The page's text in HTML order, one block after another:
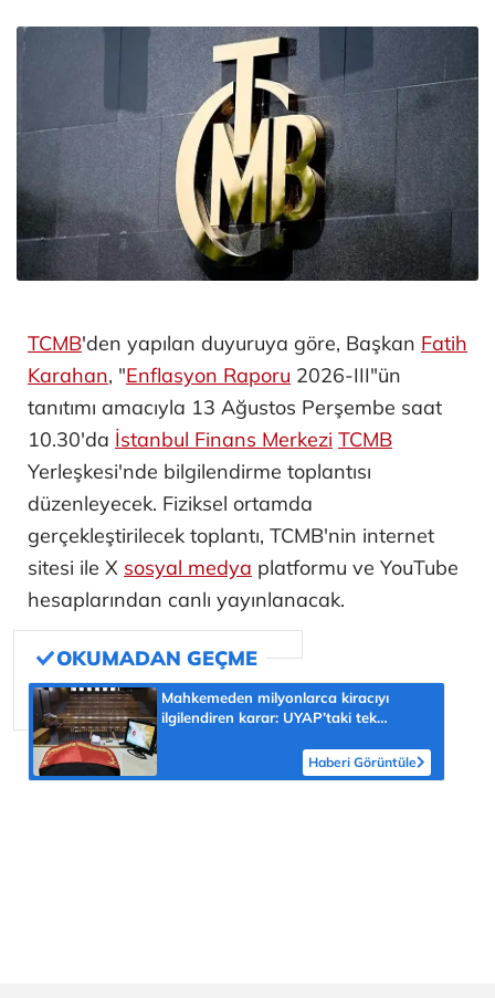
TCMB'den yapılan duyuruya göre, Başkan Fatih
Karahan, "Enflasyon Raporu 2026-III"ün
tanıtımı amacıyla 13 Ağustos Perşembe saat
10.30'da İstanbul Finans Merkezi TCMB
Yerleşkesi'nde bilgilendirme toplantısı
düzenleyecek. Fiziksel ortamda
gerçekleştirilecek toplantı, TCMB'nin internet
sitesi ile X sosyal medya platformu ve YouTube
hesaplarından canlı yayınlanacak.
Mahkemeden milyonlarca kiracıyı
ilgilendiren karar: UYAP’taki tek
Haberi Görüntüle